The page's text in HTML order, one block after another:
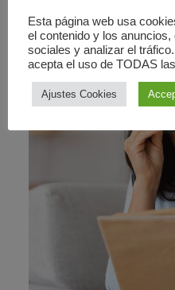
Esta página web usa
el contenido y los
sociales y analizar el
acepta el uso de TODAS
Ajustes Cookies